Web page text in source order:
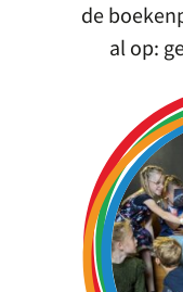
de
al op: